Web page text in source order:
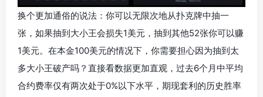
换个更加通俗的说法：你可以无限次地从扑克牌中抽一
张，如果抽到大小王会损失1美元，抽到其他52张你可以赚
1美元。在本金100美元的情况下，你需要担心因为抽到太
多大小王破产吗？直接看数据更加直观，过去6个月中平均
合约费率仅有两次处于0%以下水平，期现套利的历史胜率